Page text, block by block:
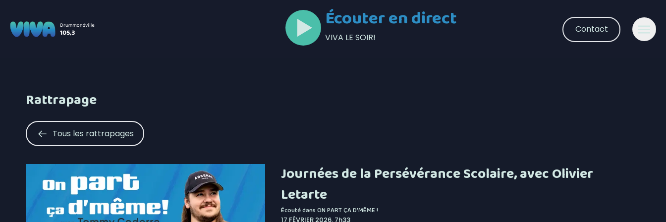
Écouter en direct
VIVA LE SOIR!
Contact
Rattrapage
Tous les rattrapages
Journées de la Persévérance Scolaire, avec Olivier
Letarte
Écouté dansON PART ÇA D'MÊME !
17 FÉVRIER 2026, 7h33